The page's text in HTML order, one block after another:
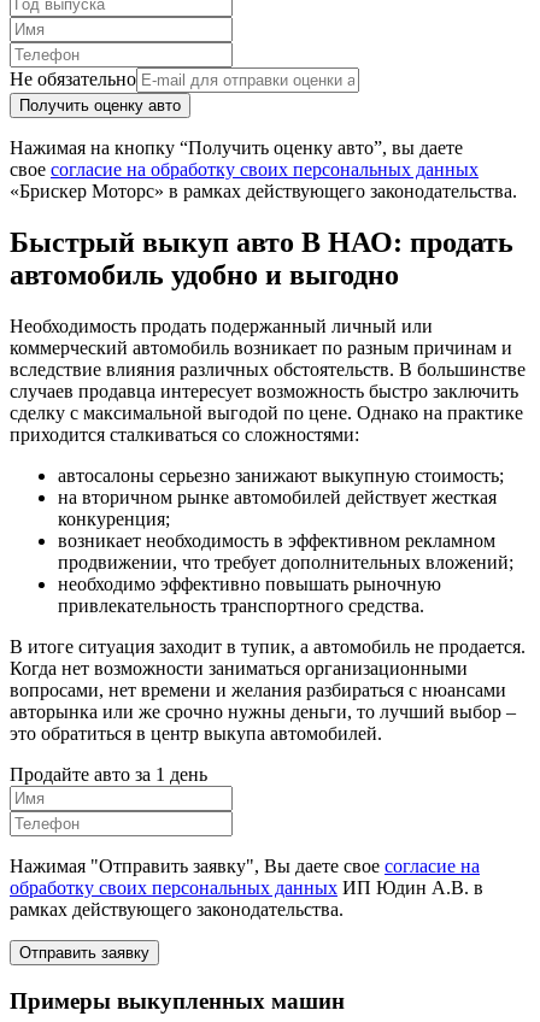
Не обязательно
Получить оценку авто
Нажимая на кнопку “Получить оценку авто”, вы даете
свое согласие на обработку своих персональных данных
«Брискер Моторс» в рамках действующего законодательства.
Быстрый выкуп авто В НАО: продать
автомобиль удобно и выгодно
Необходимость продать подержанный личный или
коммерческий автомобиль возникает по разным причинам и
вследствие влияния различных обстоятельств. В большинстве
случаев продавца интересует возможность быстро заключить
сделку с максимальной выгодой по цене. Однако на практике
приходится сталкиваться со сложностями:
автосалоны серьезно занижают выкупную стоимость;
на вторичном рынке автомобилей действует жесткая
конкуренция;
возникает необходимость в эффективном рекламном
продвижении, что требует дополнительных вложений;
необходимо эффективно повышать рыночную
привлекательность транспортного средства.
В итоге ситуация заходит в тупик, а автомобиль не продается.
Когда нет возможности заниматься организационными
вопросами, нет времени и желания разбираться с нюансами
авторынка или же срочно нужны деньги, то лучший выбор –
это обратиться в центр выкупа автомобилей.
Продайте авто за 1 день
Нажимая "Отправить заявку", Вы даете свое согласие на
обработку своих персональных данных ИП Юдин А.В. в
рамках действующего законодательства.
Отправить заявку
Примеры выкупленных машин